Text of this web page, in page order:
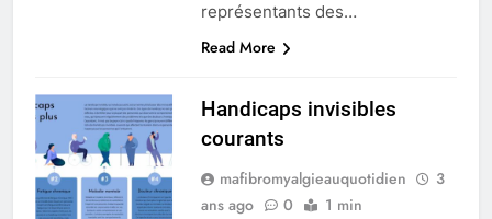
représentants des…
Read More
Handicaps invisibles
courants
mafibromyalgieauquotidien
3
ans ago
0
1 min